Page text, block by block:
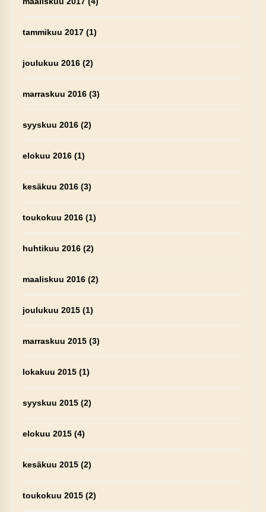
tammikuu 2017(1)
joulukuu 2016(2)
marraskuu 2016(3)
syyskuu 2016(2)
elokuu 2016(1)
kesäkuu 2016(3)
toukokuu 2016(1)
huhtikuu 2016(2)
maaliskuu 2016(2)
joulukuu 2015(1)
marraskuu 2015(3)
lokakuu 2015(1)
syyskuu 2015(2)
elokuu 2015(4)
kesäkuu 2015(2)
toukokuu 2015(2)